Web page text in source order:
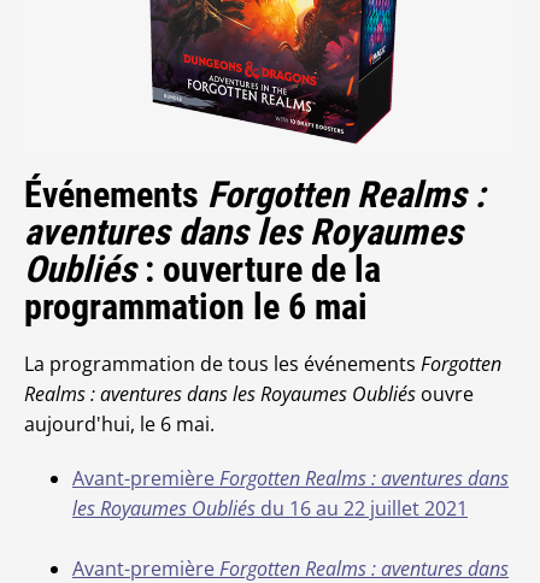
Événements Forgotten Realms :
aventures dans les Royaumes
Oubliés: ouverture de la
programmation le 6 mai
La programmation de tous les événements Forgotten
Realms : aventures dans les Royaumes Oubliés ouvre
aujourd'hui, le 6 mai.
Avant-premièreForgotten Realms : aventures dans
les Royaumes Oubliés du 16 au 22 juillet 2021
Avant-premièreForgotten Realms : aventures dans